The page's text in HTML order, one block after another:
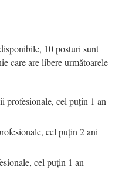
10 posturi sunt
care are libere următoarele
profesionale, cel puțin 1 an
cel puțin 2 ani
cel puțin 1 an